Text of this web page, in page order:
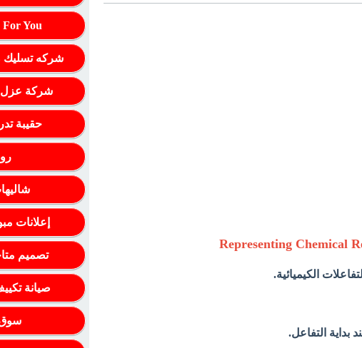
الكيميائية.
بداية التفاعل.
You
شركه تسليك
شركة عزل
حقيبة
إعلانات
تصميم
صيانة
سوق